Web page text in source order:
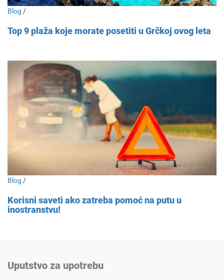
Blog /
Top 9 plaža koje morate posetiti u Grčkoj ovog leta
Blog /
Korisni saveti ako zatreba pomoć na putu u
inostranstvu!
Uputstvo za upotrebu